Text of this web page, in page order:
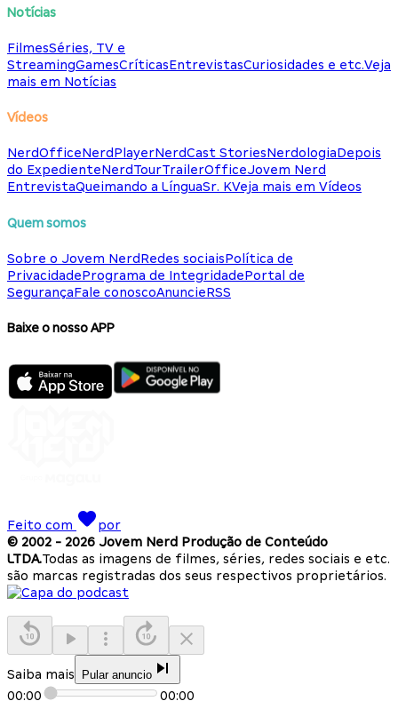
Notícias
FilmesSéries, TV e
StreamingGamesCríticasEntrevistasCuriosidades e etc.Veja
mais em Notícias
Vídeos
NerdOfficeNerdPlayerNerdCast StoriesNerdologiaDepois
do ExpedienteNerdTourTrailerOfficeJovem Nerd
EntrevistaQueimando a LínguaSr. KVeja mais em Vídeos
Quem somos
Sobre o Jovem NerdRedes sociaisPolítica de
PrivacidadePrograma de IntegridadePortal de
SegurançaFale conoscoAnuncieRSS
Baixe o nosso APP
Feito com
por
© 2002 - 2026 Jovem Nerd Produção de Conteúdo
LTDA.Todas as imagens de filmes, séries, redes sociais e etc.
são marcas registradas dos seus respectivos proprietários.
Saiba mais Pular anuncio
00:00 00:00